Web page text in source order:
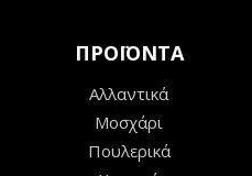
ΠΡΟΪΟΝΤΑ
Αλλαντικά
Μοσχάρι
Πουλερικά